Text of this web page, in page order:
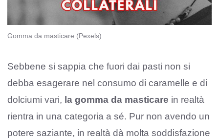
Gomma da masticare (Pexels)
Sebbene si sappia che fuori dai pasti non si
debba esagerare nel consumo di caramelle e di
dolciumi vari, la gomma da masticare in realtà
rientra in una categoria a sé. Pur non avendo un
potere saziante, in realtà dà molta soddisfazione